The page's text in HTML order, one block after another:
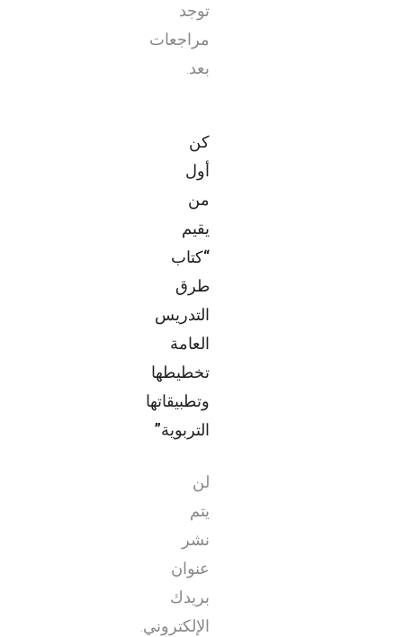
توجد
مراجعات
بعد.
كن
أول
من
يقيم
“كتاب
طرق
التدريس
العامة
تخطيطها
وتطبيقاتها
التربوية”
لن
يتم
نشر
عنوان
بريدك
الإلكتروني.